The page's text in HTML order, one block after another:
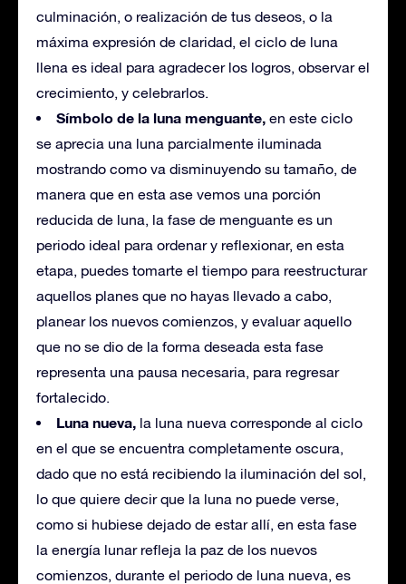
culminación, o realización de tus deseos, o la
máxima expresión de claridad, el ciclo de luna
llena es ideal para agradecer los logros, observar el
crecimiento, y celebrarlos.
Símbolo de la luna menguante, en este ciclo
se aprecia una luna parcialmente iluminada
mostrando como va disminuyendo su tamaño, de
manera que en esta ase vemos una porción
reducida de luna, la fase de menguante es un
periodo ideal para ordenar y reflexionar, en esta
etapa, puedes tomarte el tiempo para reestructurar
aquellos planes que no hayas llevado a cabo,
planear los nuevos comienzos, y evaluar aquello
que no se dio de la forma deseada esta fase
representa una pausa necesaria, para regresar
fortalecido.
Luna nueva, la luna nueva corresponde al ciclo
en el que se encuentra completamente oscura,
dado que no está recibiendo la iluminación del sol,
lo que quiere decir que la luna no puede verse,
como si hubiese dejado de estar allí, en esta fase
la energía lunar refleja la paz de los nuevos
comienzos, durante el periodo de luna nueva, es